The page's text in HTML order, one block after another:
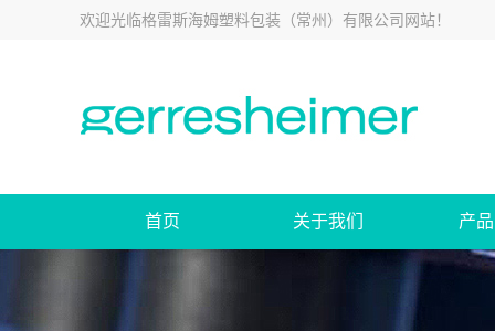
欢迎光临格雷斯海姆塑料包装（常州）有限公司网站！
首页 关于我们 产